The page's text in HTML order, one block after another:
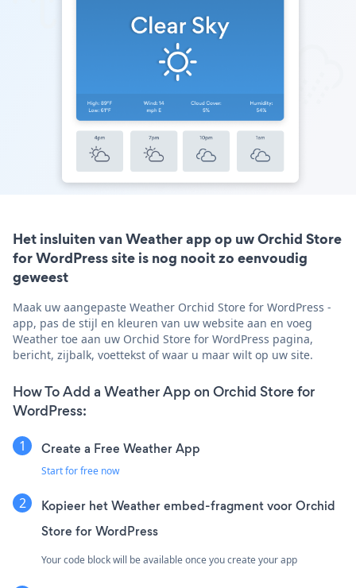
Het insluiten van Weather app op uw Orchid Store
for WordPress site is nog nooit zo eenvoudig
geweest
Maak uw aangepaste Weather Orchid Store for WordPress -
app, pas de stijl en kleuren van uw website aan en voeg
Weather toe aan uw Orchid Store for WordPress pagina,
bericht, zijbalk, voettekst of waar u maar wilt op uw site.
How To Add a Weather App on Orchid Store for
WordPress:
Create a Free Weather App
Start for free now
Kopieer het Weather embed-fragment voor Orchid
Store for WordPress
Your code block will be available once you create your app